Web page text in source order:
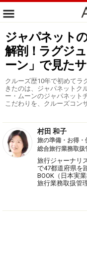
ジャパネット
解剖！ラグジ
ーン」で見た
クルーズ歴10年で初めてラ
きたのは、ジャパネットク
ー・ムーンのジャパネット
こだわりを、クルーズコン
村田 和子
旅の準備・お得・
総合旅行業務取扱
旅行ジャーナリ
で47都道府県を
BOOK（日本実
旅行業務取扱管